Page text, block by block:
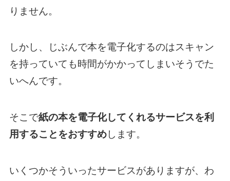
りません。
しかし、じぶんで本を電子化するのはスキャン
を持っていても時間がかかってしまいそうでた
いへんです。
そこで紙の本を電子化してくれるサービスを利
用することをおすすめします。
いくつかそういったサービスがありますが、わ